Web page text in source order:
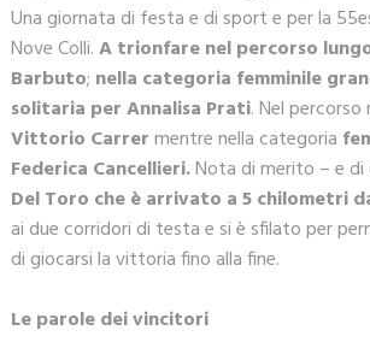
Una giornata di festa e di sport e per la
Nove Colli.A trionfare nel percorso
Barbuto; nella categoria femminile
solitaria per Annalisa Prati. Nel percorso
Vittorio Carrermentre nella categoria
Federica Cancellieri.Nota di merito – e di
Del Toro che è arrivato a 5 chilometri
ai due corridori di testa e si è sfilato per
di giocarsi la vittoria fino alla fine.
Le parole dei vincitori